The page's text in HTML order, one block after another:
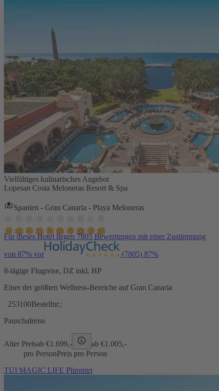
Vielfältiges kulinarisches Angebot
Lopesan Costa Meloneras Resort & Spa
Spanien - Gran Canaria - Playa Meloneras
Für dieses Hotel liegen 7805 Bewertungen mit einer Zustimmung
von 87% vor (7805) 87%
8-tägige Flugreise, DZ inkl. HP
Einer der größten Wellness-Bereiche auf Gran Canaria
253100Bestellnr.:
Pauschalreise
Alter Preisab €1.699,- ab €1.005,-
pro PersonPreis pro Person
TUI MAGIC LIFE Plimmiri